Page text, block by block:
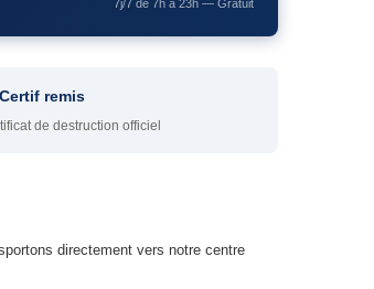
7j/7 de 7h à 23h — Gratuit
Certif remis
de destruction officiel
directement vers notre centre